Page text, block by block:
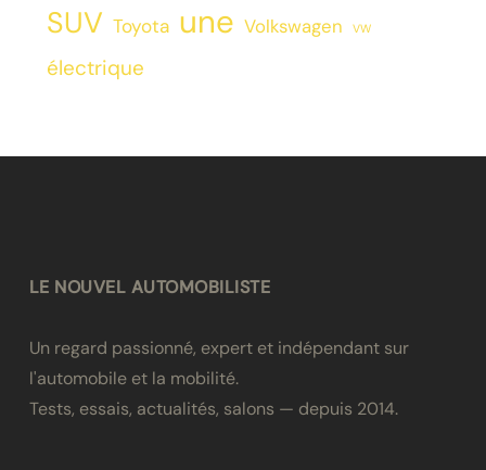
SUV Toyota une Volkswagen VW
électrique
LE NOUVEL AUTOMOBILISTE
Un regard passionné, expert et indépendant sur
l'automobile et la mobilité.
Tests, essais, actualités, salons — depuis 2014.